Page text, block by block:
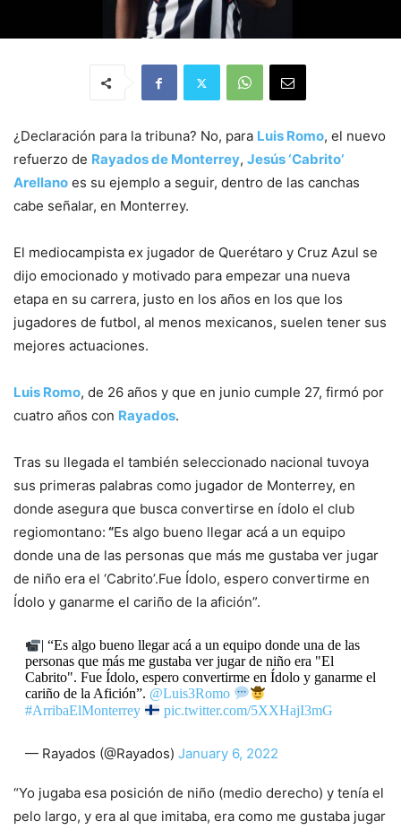
¿Declaración para la tribuna? No, para Luis Romo, el nuevo
refuerzo de Rayados de Monterrey, Jesús ‘Cabrito’
Arellano es su ejemplo a seguir, dentro de las canchas
cabe señalar, en Monterrey.
El mediocampista ex jugador de Querétaro y Cruz Azul se
dijo emocionado y motivado para empezar una nueva
etapa en su carrera, justo en los años en los que los
jugadores de futbol, al menos mexicanos, suelen tener sus
mejores actuaciones.
Luis Romo, de 26 años y que en junio cumple 27, firmó por
cuatro años con Rayados.
Tras su llegada el también seleccionado nacional tuvoya
sus primeras palabras como jugador de Monterrey, en
donde asegura que busca convertirse en ídolo el club
regiomontano: “Es algo bueno llegar acá a un equipo
donde una de las personas que más me gustaba ver jugar
de niño era el ‘Cabrito’.Fue Ídolo, espero convertirme en
Ídolo y ganarme el cariño de la afición”.
| “Es algo bueno llegar acá a un equipo donde una de las
personas que más me gustaba ver jugar de niño era "El
Cabrito". Fue Ídolo, espero convertirme en Ídolo y ganarme el
cariño de la Afición”. @Luis3Romo
#ArribaElMonterrey
pic.twitter.com/5XXHajI3mG
— Rayados (@Rayados) January 6, 2022
“Yo jugaba esa posición de niño (medio derecho) y tenía el
pelo largo, y era al que imitaba, era como me gustaba jugar